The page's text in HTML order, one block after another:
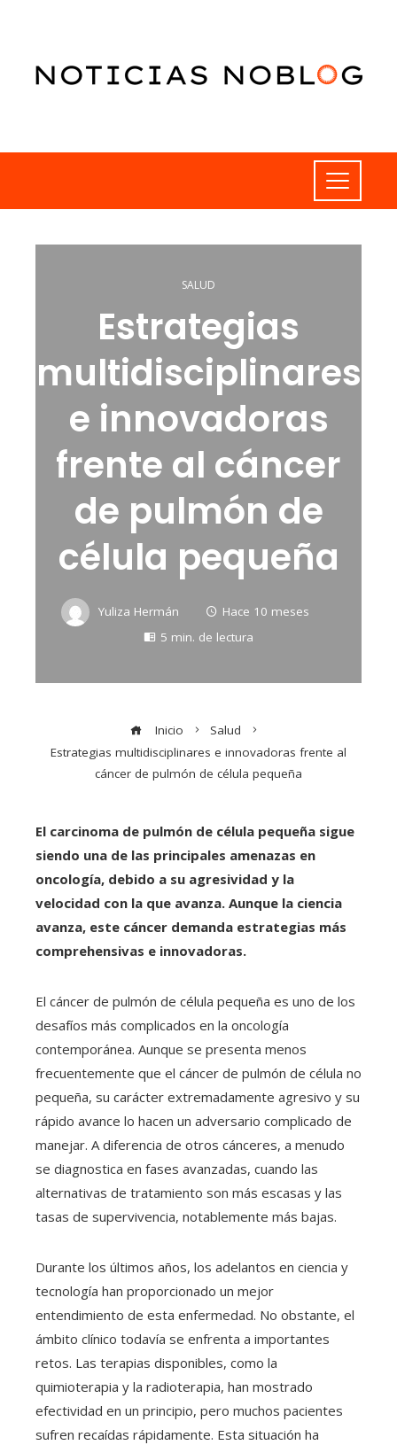
SALUD
Estrategias
multidisciplinares
e innovadoras
frente al cáncer
de pulmón de
célula pequeña
Yuliza Hermán
Hace 10 meses
5 min. de lectura
Inicio
Salud
Estrategias multidisciplinares e innovadoras frente al
cáncer de pulmón de célula pequeña
El carcinoma de pulmón de célula pequeña sigue
siendo una de las principales amenazas en
oncología, debido a su agresividad y la
velocidad con la que avanza. Aunque la ciencia
avanza, este cáncer demanda estrategias más
comprehensivas e innovadoras.
El cáncer de pulmón de célula pequeña es uno de los
desafíos más complicados en la oncología
contemporánea. Aunque se presenta menos
frecuentemente que el cáncer de pulmón de célula no
pequeña, su carácter extremadamente agresivo y su
rápido avance lo hacen un adversario complicado de
manejar. A diferencia de otros cánceres, a menudo
se diagnostica en fases avanzadas, cuando las
alternativas de tratamiento son más escasas y las
tasas de supervivencia, notablemente más bajas.
Durante los últimos años, los adelantos en ciencia y
tecnología han proporcionado un mejor
entendimiento de esta enfermedad. No obstante, el
ámbito clínico todavía se enfrenta a importantes
retos. Las terapias disponibles, como la
quimioterapia y la radioterapia, han mostrado
efectividad en un principio, pero muchos pacientes
sufren recaídas rápidamente. Esta situación ha